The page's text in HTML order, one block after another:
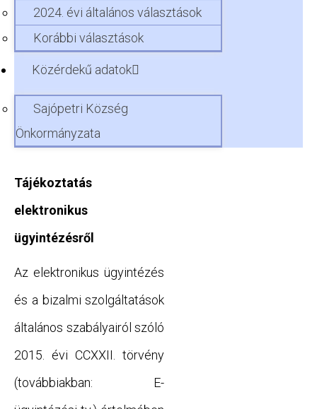
2024. évi általános választások
Korábbi választások
Közérdekű adatok
Sajópetri Község
Önkormányzata
Tájékoztatás
elektronikus
ügyintézésről
Az elektronikus ügyintézés
és a bizalmi szolgáltatások
általános szabályairól szóló
2015. évi CCXXII. törvény
(továbbiakban: E-